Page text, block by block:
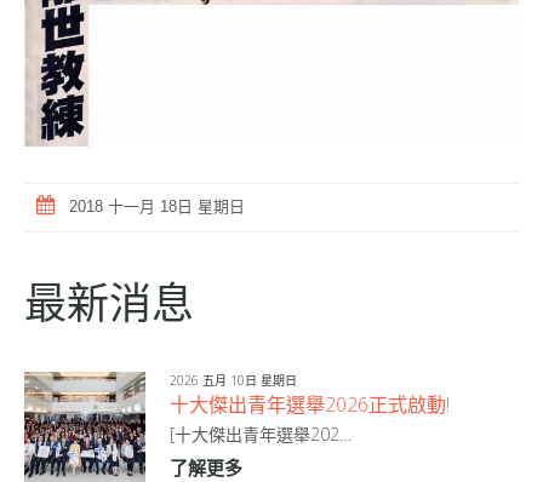
2018 十一月 18日 星期日
最新消息
2026 五月 10日 星期日
十大傑出青年選舉2026正式啟動!
[十大傑出青年選舉202…
了解更多